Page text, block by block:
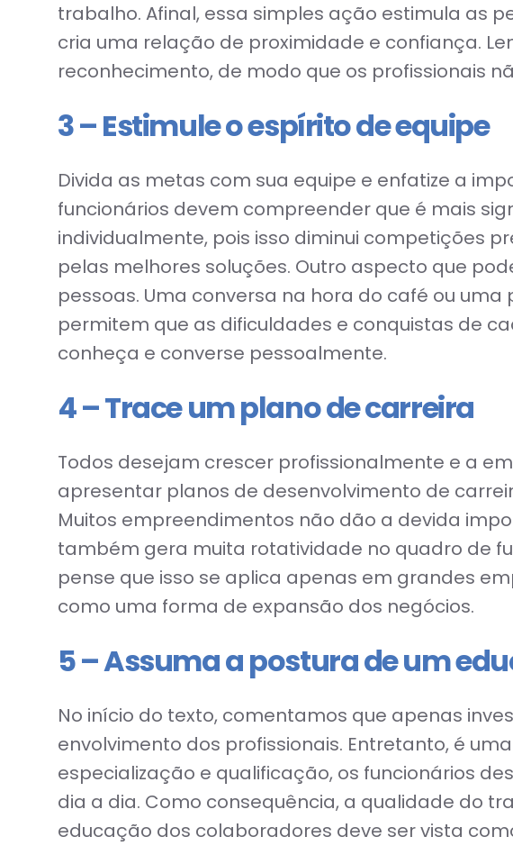
trabalho. Afinal, essa simples ação estimula as
cria uma relação de proximidade e confiança.
reconhecimento, de modo que os profissionais
3 – Estimule o espírito de equipe
Divida as metas com sua equipe e enfatize a
funcionários devem compreender que é mais
individualmente, pois isso diminui competições
pelas melhores soluções. Outro aspecto que
pessoas. Uma conversa na hora do café ou
permitem que as dificuldades e conquistas de
conheça e converse pessoalmente.
4 – Trace um plano de carreira
Todos desejam crescer profissionalmente e a
apresentar planos de desenvolvimento de
Muitos empreendimentos não dão a devida
também gera muita rotatividade no quadro de
pense que isso se aplica apenas em grandes
como uma forma de expansão dos negócios.
5 – Assuma a postura de um
No início do texto, comentamos que apenas
envolvimento dos profissionais. Entretanto, é
especialização e qualificação, os funcionários
dia a dia. Como consequência, a qualidade do
educação dos colaboradores deve ser vista